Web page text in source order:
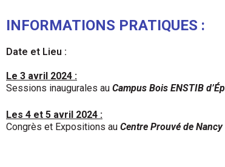
INFORMATIONS PRATIQUES :
Date et Lieu :
Le 3 avril 2024 :
Sessions inaugurales au Campus Bois ENSTIB
Les 4 et 5 avril 2024 :
Congrès et Expositions au Centre Prouvé de Nancy